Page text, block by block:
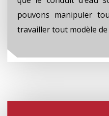
pouvons manipuler
travailler tout modèle